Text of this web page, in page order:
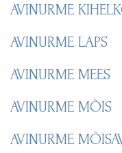
AVINURME
AVINURME LAPS
AVINURME MEES
AVINURME MÕIS
AVINURME